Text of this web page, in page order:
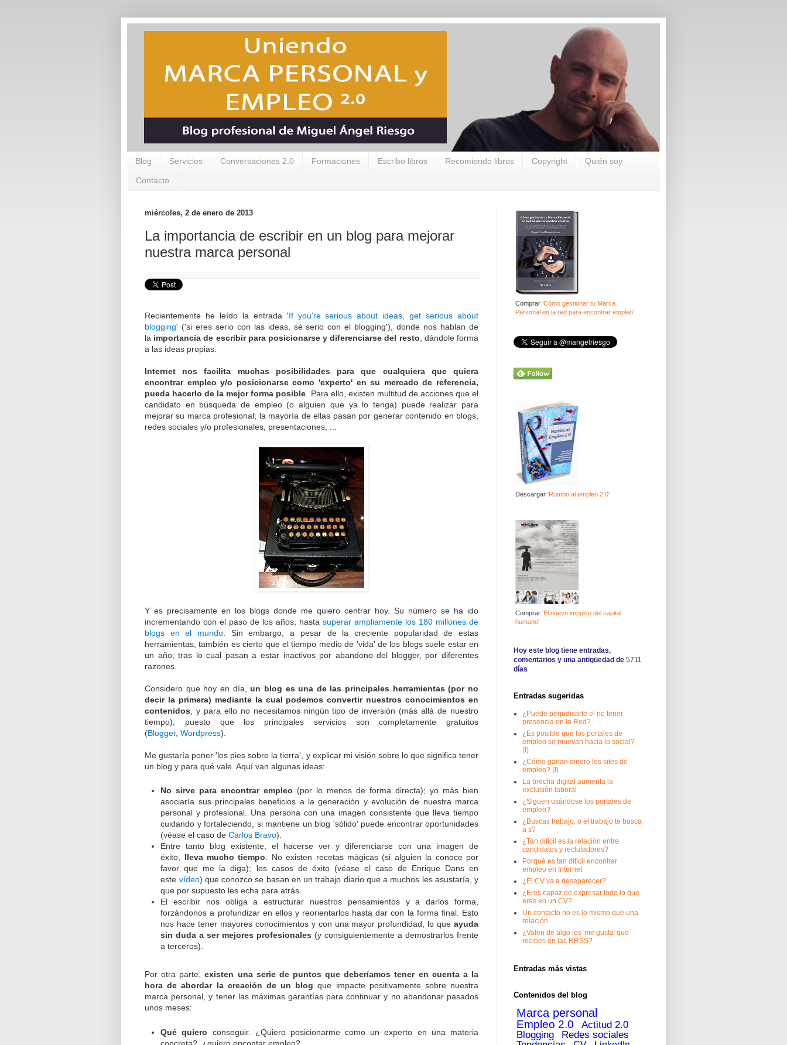
Blog Servicios Conversaciones 2.0 Formaciones Escribo libros Recomiendo libros Copyright Quién soy
Contacto
miércoles, 2 de enero de 2013
La importancia de escribir en un blog para mejorar
nuestra marca personal
Recientemente he leído la entrada 'If you're serious about ideas, get serious about
blogging' ('si eres serio con las ideas, sé serio con el blogging'), donde nos hablan de
la importancia de escribir para posicionarse y diferenciarse del resto , dándole forma
a las ideas propias.
Internet nos facilita muchas posibilidades para que cualquiera que quiera
encontrar empleo y/o posicionarse como 'experto' en su mercado de referencia,
pueda hacerlo de la mejor forma posible . Para ello, existen multitud de acciones que el
candidato en búsqueda de empleo (o alguien que ya lo tenga) puede realizar para
mejorar su marca profesional; la mayoría de ellas pasan por generar contenido en blogs,
redes sociales y/o profesionales, presentaciones, ...
Y es precisamente en los blogs donde me quiero centrar hoy. Su número se ha ido
incrementando con el paso de los años, hasta superar ampliamente los 180 millones de
blogs en el mundo . Sin embargo, a pesar de la creciente popularidad de estas
herramientas, también es cierto que el tiempo medio de 'vida' de los blogs suele estar en
un año, tras lo cual pasan a estar inactivos por abandono del blogger, por diferentes
razones.
Considero que hoy en día,un blog es una de las principales herramientas (por no
decir la primera) mediante la cual podemos convertir nuestros conocimientos en
contenidos , y para ello no necesitamos ningún tipo de inversión (más allá de nuestro
tiempo), puesto que los principales servicios son completamente gratuitos
(Blogger, Wordpress).
Me gustaría poner 'los pies sobre la tierra', y explicar mi visión sobre lo que significa tener
un blog y para qué vale. Aquí van algunas ideas:
No sirve para encontrar empleo (por lo menos de forma directa); yo más bien
asociaría sus principales beneficios a la generación y evolución de nuestra marca
personal y profesional. Una persona con una imagen consistente que lleva tiempo
cuidando y fortaleciendo, si mantiene un blog 'sólido' puede encontrar oportunidades
(véase el caso deCarlos Bravo).
Entre tanto blog existente, el hacerse ver y diferenciarse con una imagen de
éxito,
lleva mucho tiempo. No existen recetas mágicas (si alguien la conoce por
favor que me la diga); los casos de éxito (véase el caso de Enrique Dans en
este vídeo) que conozco se basan en un trabajo diario que a muchos les asustaría, y
que por supuesto les echa para atrás.
El escribir nos obliga a estructurar nuestros pensamientos y a darlos forma,
forzándonos a profundizar en ellos y reorientarlos hasta dar con la forma final. Esto
nos hace tener mayores conocimientos y con una mayor profundidad, lo que ayuda
sin duda a ser mejores profesionales (y consiguientemente a demostrarlos frente
a terceros).
Por otra parte,existen una serie de puntos que deberíamos tener en cuenta a la
hora de abordar la creación de un blog que impacte positivamente sobre nuestra
marca personal, y tener las máximas garantías para continuar y no abandonar pasados
unos meses:
Qué quiero conseguir. ¿Quiero posicionarme como un experto en una materia
Comprar 'Cómo gestionar tu Marca
Personal en la red para encontrar empleo'
Descargar 'Rumbo al empleo 2.0'
Comprar 'El nuevo impulso del capital
humano'
Hoy este blog tiene entradas,
comentarios y una antigüedad de 5711
días
Entradas sugeridas
¿Puede perjudicarte el no tener
presencia en la Red?
¿Es posible que los portales de
empleo se muevan hacia lo social?
(I)
¿Cómo ganan dinero los sites de
empleo? (I)
La brecha digital aumenta la
exclusión laboral
¿Siguen usándose los portales de
empleo?
¿Buscas trabajo, o el trabajo te busca
a ti?
¿Tan difícil es la relación entre
candidatos y reclutadores?
Porqué es tan difícil encontrar
empleo en Internet
¿El CV va a desaparecer?
¿Eres capaz de expresar todo lo que
eres en un CV?
Un contacto no es lo mismo que una
relación
¿Valen de algo los 'me gusta' que
recibes en las RRSS?
Entradas más vistas
Contenidos del blog
Marca personal
Empleo 2.0
Actitud 2.0
Blogging
Redes sociales